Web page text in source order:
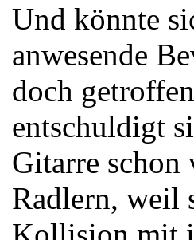
Und könnte
anwesende
doch
entschuldigt
Gitarre schon
Radlern, weil